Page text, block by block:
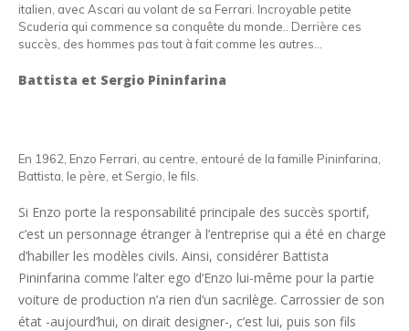
italien, avec Ascari au volant de sa Ferrari. Incroyable petite
Scuderia qui commence sa conquête du monde.. Derrière ces
succès, des hommes pas tout à fait comme les autres…
Battista et Sergio Pininfarina
En 1962, Enzo Ferrari, au centre, entouré de la famille Pininfarina,
Battista, le père, et Sergio, le fils.
Si Enzo porte la responsabilité principale des succès sportif,
c’est un personnage étranger à l’entreprise qui a été en charge
d’habiller les modèles civils. Ainsi, considérer Battista
Pininfarina comme l’alter ego d’Enzo lui-même pour la partie
voiture de production n’a rien d’un sacrilège. Carrossier de son
état -aujourd’hui, on dirait designer-, c’est lui, puis son fils